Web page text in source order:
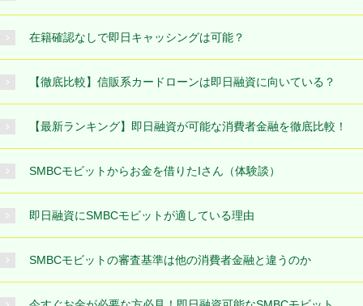
在籍確認なしで即日キャッシングは可能？
【徹底比較】信販系カードローンは即日融資に向いている？
【最新ランキング】即日融資が可能な消費者金融を徹底比較！
SMBCモビットからお金を借りたIさん（体験談）
即日融資にSMBCモビットが適している理由
SMBCモビットの審査基準は他の消費者金融と違うのか